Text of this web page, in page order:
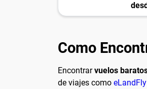
Como
Encontrarvuelos
de viajes como eLandFly